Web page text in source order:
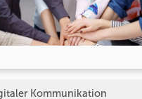
Kommunikation